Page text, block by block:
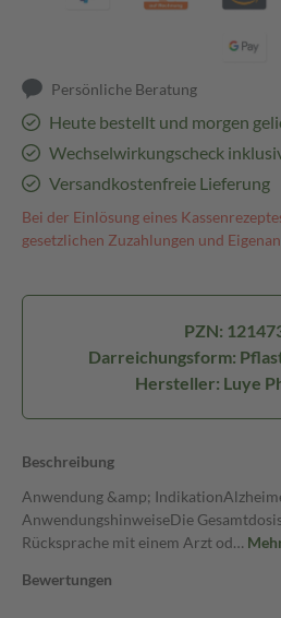
Persönliche Beratung
Heute bestellt und morgen
Wechselwirkungscheck
Versandkostenfreie Lieferung
Bei der Einlösung eines
gesetzlichen Zuzahlungen und
PZN:
Darreichungsform:
Hersteller: Luye
Beschreibung
Anwendung &amp;
AnwendungshinweiseDie
Rücksprache mit einem Arzt od…
Bewertungen